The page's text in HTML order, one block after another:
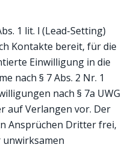
1 lit. l (Lead-Setting)
Kontakte bereit, für die
Einwilligung in die
nach § 7 Abs. 2 Nr. 1
nach § 7a UWG
auf Verlangen vor. Der
Ansprüchen Dritter frei,